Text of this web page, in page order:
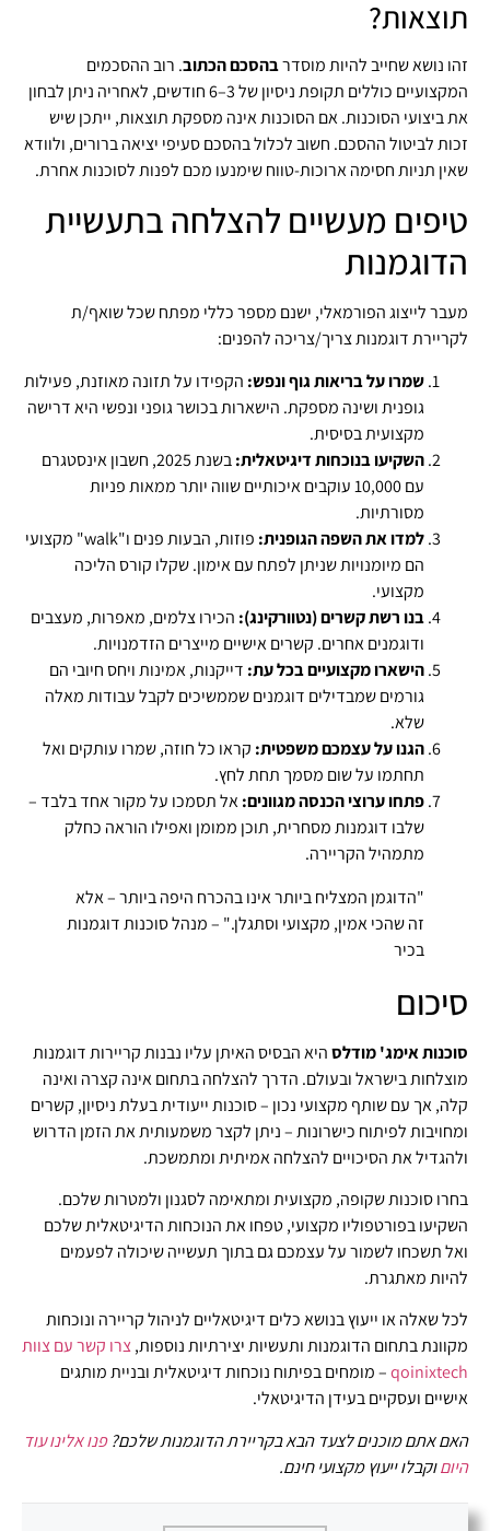
תוצאות?
זהו נושא שחייב להיות מוסדרבהסכם הכתוב. רוב ההסכמים
המקצועיים כוללים תקופת ניסיון של 3–6 חודשים, לאחריה ניתן לבחון
את ביצועי הסוכנות. אם הסוכנות אינה מספקת תוצאות, ייתכן שיש
זכות לביטול ההסכם. חשוב לכלול בהסכם סעיפי יציאה ברורים, ולוודא
שאין תניות חסימה ארוכות-טווח שימנעו מכם לפנות לסוכנות אחרת.
טיפים מעשיים להצלחה בתעשיית
הדוגמנות
מעבר לייצוג הפורמאלי, ישנם מספר כללי מפתח שכל שואף/ת
לקריירת דוגמנות צריך/צריכה להפנים:
שמרו על בריאות גוף ונפש: הקפידו על תזונה מאוזנת, פעילות
גופנית ושינה מספקת. הישארות בכושר גופני ונפשי היא דרישה
מקצועית בסיסית.
השקיעו בנוכחות דיגיטאלית:
בשנת 2025, חשבון אינסטגרם
עם 10,000 עוקבים איכותיים שווה יותר ממאות פניות
מסורתיות.
למדו את השפה הגופנית:
פוזות, הבעות פנים ו"walk" מקצועי
הם מיומנויות שניתן לפתח עם אימון. שקלו קורס הליכה
מקצועי.
בנו רשת קשרים (נטוורקינג): הכירו צלמים, מאפרות, מעצבים
ודוגמנים אחרים. קשרים אישיים מייצרים הזדמנויות.
הישארו מקצועיים בכל עת: דייקנות, אמינות ויחס חיובי הם
גורמים שמבדילים דוגמנים שממשיכים לקבל עבודות מאלה
שלא.
הגנו על עצמכם משפטית: קראו כל חוזה, שמרו עותקים ואל
תחתמו על שום מסמך תחת לחץ.
פתחו ערוצי הכנסה מגוונים:אל תסמכו על מקור אחד בלבד –
שלבו דוגמנות מסחרית, תוכן ממומן ואפילו הוראה כחלק
מתמהיל הקריירה.
"הדוגמן המצליח ביותר אינו בהכרח היפה ביותר – אלא
זה שהכי אמין, מקצועי וסתגלן." – מנהל סוכנות דוגמנות
בכיר
סיכום
סוכנות אימג' מודלסהיא הבסיס האיתן עליו נבנות קריירות דוגמנות
מוצלחות בישראל ובעולם. הדרך להצלחה בתחום אינה קצרה ואינה
קלה, אך עם שותף מקצועי נכון – סוכנות ייעודית בעלת ניסיון, קשרים
ומחויבות לפיתוח כישרונות – ניתן לקצר משמעותית את הזמן הדרוש
ולהגדיל את הסיכויים להצלחה אמיתית ומתמשכת.
בחרו סוכנות שקופה, מקצועית ומתאימה לסגנון ולמטרות שלכם.
השקיעו בפורטפוליו מקצועי, טפחו את הנוכחות הדיגיטאלית שלכם
ואל תשכחו לשמור על עצמכם גם בתוך תעשייה שיכולה לפעמים
להיות מאתגרת.
לכל שאלה או ייעוץ בנושא כלים דיגיטאליים לניהול קריירה ונוכחות
מקוונת בתחום הדוגמנות ותעשיות יצירתיות נוספות,צרו קשר עם צוות
qoinixtech– מומחים בפיתוח נוכחות דיגיטאלית ובניית מותגים
אישיים ועסקיים בעידן הדיגיטאלי.
האם אתם מוכנים לצעד הבא בקריירת הדוגמנות שלכם?פנו אלינו עוד
היוםוקבלו ייעוץ מקצועי חינם.